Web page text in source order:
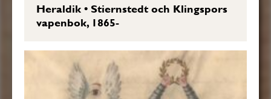
Heraldik•Stiernstedt och Klingspors
vapenbok, 1865-